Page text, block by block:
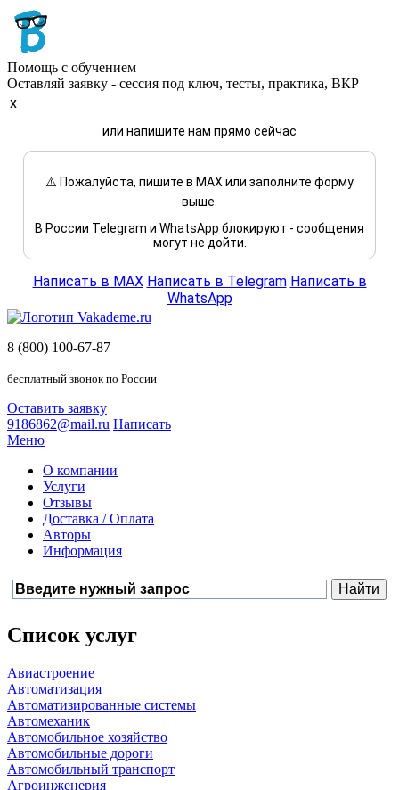
Помощь с обучением
Оставляй заявку - сессия под ключ, тесты, практика, ВКР
x
или напишите нам прямо сейчас
⚠️ Пожалуйста, пишите в MAX или заполните форму
выше.
В России Telegram и WhatsApp блокируют - сообщения
могут не дойти.
Написать в MAX Написать в Telegram Написать в
WhatsApp
8 (800) 100-67-87
бесплатный звонок по России
Оставить заявку
9186862@mail.ru Написать
Меню
О компании
Услуги
Отзывы
Доставка / Оплата
Авторы
Информация
Список услуг
Авиастроение
Автоматизация
Автоматизированные системы
Автомеханик
Автомобильное хозяйство
Автомобильные дороги
Автомобильный транспорт
Агроинженерия